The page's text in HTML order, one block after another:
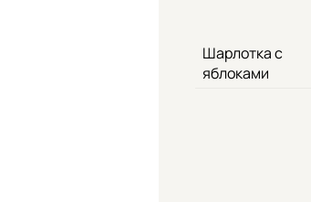
Шарлотка с
яблоками